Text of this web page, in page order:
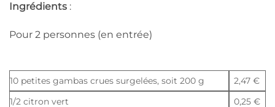
Ingrédients :
Pour 2 personnes (en entrée)
10 petites gambas crues surgelées, soit 200 g
2,47 €
1/2 citron vert
0,25 €